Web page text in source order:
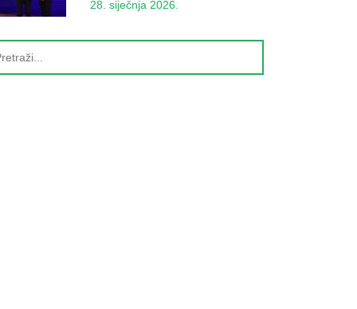
28. siječnja 2026.